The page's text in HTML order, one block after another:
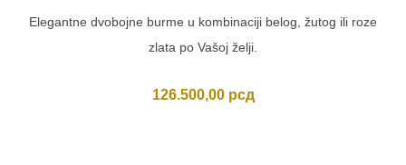
Elegantne dvobojne burme u kombinaciji belog, žutog ili roze
zlata po Vašoj želji.
126.500,00 рсд